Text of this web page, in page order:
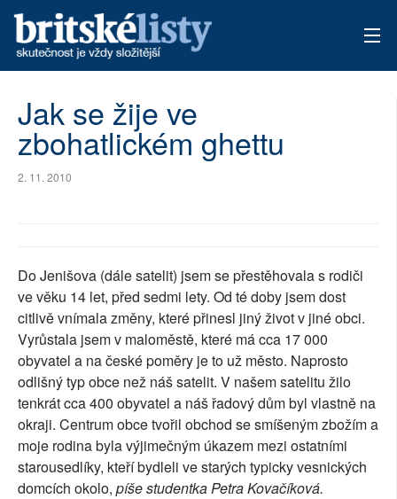
ARCHIV
TÉMATA
Jak se žije ve
zbohatlickém ghettu
2. 11. 2010
Do Jenišova (dále satelit) jsem se přestěhovala s rodiči
ve věku 14 let, před sedmi lety. Od té doby jsem dost
citlivě vnímala změny, které přinesl jiný život v jiné obci.
Vyrůstala jsem v maloměstě, které má cca 17 000
obyvatel a na české poměry je to už město. Naprosto
odlišný typ obce než náš satelit. V našem satelitu žilo
tenkrát cca 400 obyvatel a náš řadový dům byl vlastně na
okraji. Centrum obce tvořil obchod se smíšeným zbožím a
moje rodina byla výjimečným úkazem mezi ostatními
starousedlíky, kteří bydleli ve starých typicky vesnických
domcích okolo, píše studentka Petra Kovačíková.